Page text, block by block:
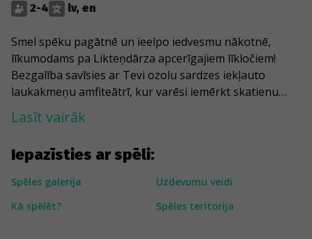
Iepazīsties ar spēli:
Spēles galerija
Uzdevumu veidi
Kā spēlēt?
Spēles teritorija
2-4 lv, en
Smel spēku pagātnē un ieelpo iedvesmu nākotnē,
līkumodams pa Likteņdārza apcerīgajiem līkločiem!
Bezgalība savīsies ar Tevi ozolu sardzes iekļauto
laukakmeņu amfiteātrī, kur varēsi iemērkt skatienu
Daugavā un ieelpot Kokneses pussalas vēju.
tikai iet, bet arī izlasīt, un ne tikai izlasīt, bet arī
ierakstīt. Savukārt upmalas mežiņa līkločos satiksi ne
vienu vien akmens sirdi. Tuvāk debesīm un augstāk par
zemi varēsi nokļūt uz slavenā arhitekta Andra
Lasīt vairāk